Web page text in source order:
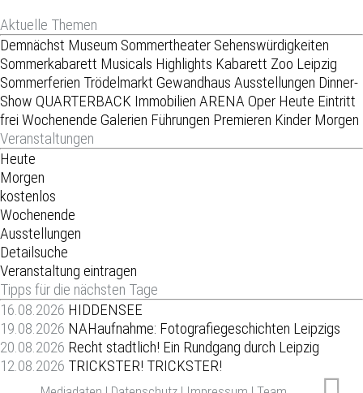
Aktuelle Themen
Demnächst Museum Sommertheater Sehenswürdigkeiten
Sommerkabarett Musicals Highlights Kabarett Zoo Leipzig
Sommerferien Trödelmarkt Gewandhaus Ausstellungen Dinner-
Show QUARTERBACK Immobilien ARENA Oper Heute Eintritt
frei Wochenende Galerien Führungen Premieren Kinder Morgen
Veranstaltungen
Heute
Morgen
kostenlos
Wochenende
Ausstellungen
Detailsuche
Veranstaltung eintragen
Tipps für die nächsten Tage
16.08.2026 HIDDENSEE
19.08.2026 NAHaufnahme: Fotografiegeschichten Leipzigs
20.08.2026 Recht stadtlich! Ein Rundgang durch Leipzig
12.08.2026 TRICKSTER! TRICKSTER!